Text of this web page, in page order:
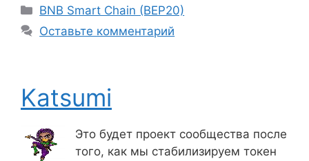
Рубрики
BNB Smart Chain (BEP20)
Оставьте комментарий
Katsumi
Это будет проект сообщества после
того, как мы стабилизируем токен